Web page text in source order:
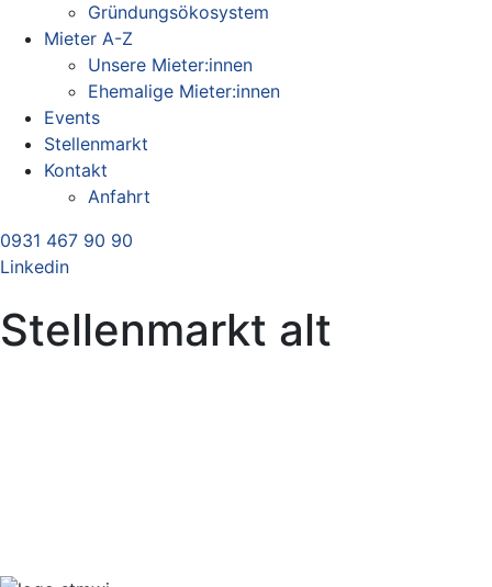
Gründungsökosystem
Mieter A-Z
Unsere Mieter:innen
Ehemalige Mieter:innen
Events
Stellenmarkt
Kontakt
Anfahrt
0931 467 90 90
Linkedin
Stellenmarkt alt